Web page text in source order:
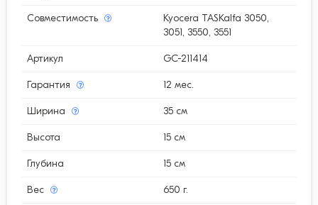
Совместимость
Kyocera TASKalfa 3050,
3051, 3550, 3551
Артикул GC-211414
Гарантия 12 мес.
Ширина 35 см
Высота 15 см
Глубина 15 см
Вес 650 г.